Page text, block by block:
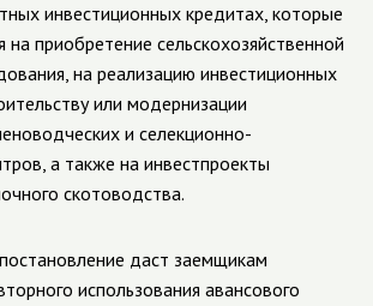
инвестиционных кредитах, которые
на приобретение сельскохозяйственной
на реализацию инвестиционных
или модернизации
и селекционно-
а также на инвестпроекты
скотоводства.
даст заемщикам
использования авансового